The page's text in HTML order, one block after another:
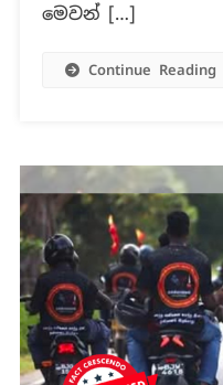
මෙවන් […]
Continue Reading